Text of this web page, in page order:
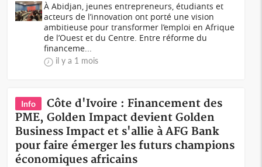
À Abidjan, jeunes entrepreneurs, étudiants et
acteurs de l’innovation ont porté une vision
ambitieuse pour transformer l’emploi en Afrique
de l’Ouest et du Centre. Entre réforme du
financeme...
il y a 1 mois
Info
Côte d'Ivoire : Financement des
PME, Golden Impact devient Golden
Business Impact et s'allie à AFG Bank
pour faire émerger les futurs champions
économiques africains